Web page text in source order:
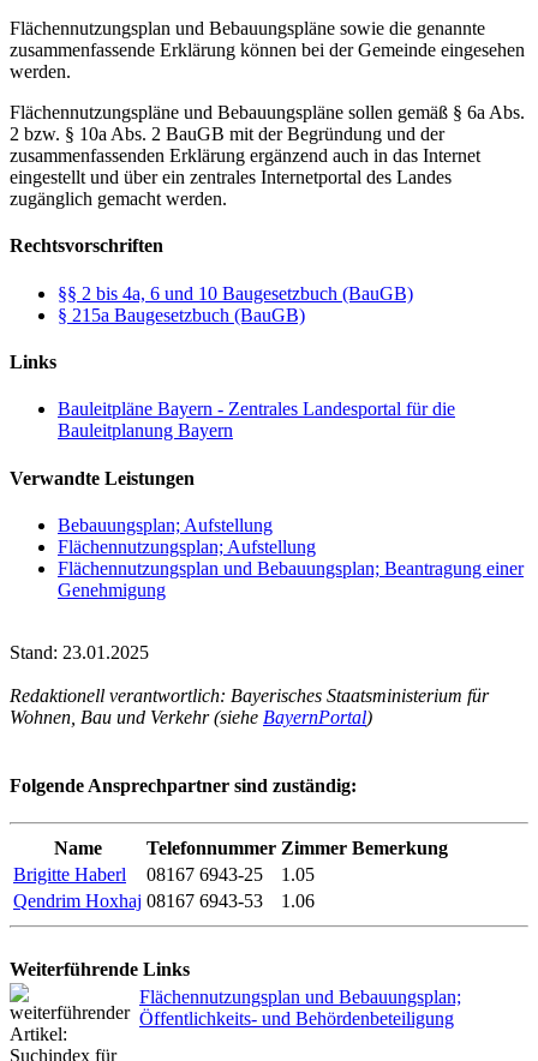
Flächennutzungsplan und Bebauungspläne sowie die genannte
zusammenfassende Erklärung können bei der Gemeinde eingesehen
werden.
Flächennutzungspläne und Bebauungspläne sollen gemäß § 6a Abs.
2 bzw. § 10a Abs. 2 BauGB mit der Begründung und der
zusammenfassenden Erklärung ergänzend auch in das Internet
eingestellt und über ein zentrales Internetportal des Landes
zugänglich gemacht werden.
Rechtsvorschriften
§§ 2 bis 4a, 6 und 10 Baugesetzbuch (BauGB)
§ 215a Baugesetzbuch (BauGB)
Links
Bauleitpläne Bayern - Zentrales Landesportal für die
Bauleitplanung Bayern
Verwandte Leistungen
Bebauungsplan; Aufstellung
Flächennutzungsplan; Aufstellung
Flächennutzungsplan und Bebauungsplan; Beantragung einer
Genehmigung
Stand: 23.01.2025
Redaktionell verantwortlich: Bayerisches Staatsministerium für
Wohnen, Bau und Verkehr (siehe BayernPortal)
Folgende Ansprechpartner sind zuständig:
Name Telefonnummer Zimmer Bemerkung
Brigitte Haberl
08167 6943-25
1.05
Qendrim Hoxhaj 08167 6943-53 1.06
Weiterführende Links
Flächennutzungsplan und Bebauungsplan;
Öffentlichkeits- und Behördenbeteiligung